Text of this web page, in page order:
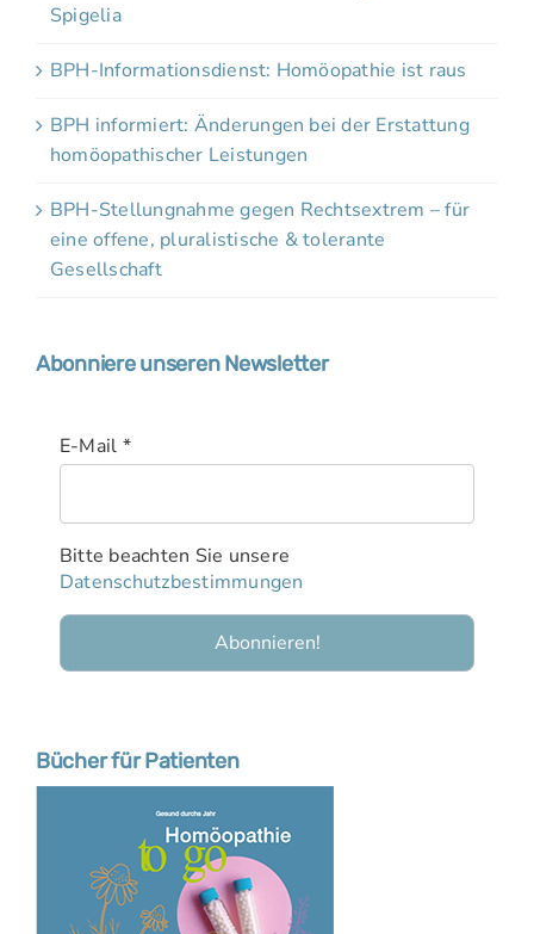
Spigelia
BPH-Informationsdienst: Homöopathie ist raus
BPH informiert: Änderungen bei der Erstattung
homöopathischer Leistungen
BPH-Stellungnahme gegen Rechtsextrem – für
eine offene, pluralistische & tolerante
Gesellschaft
Abonniere unseren Newsletter
E-Mail *
Bitte beachten Sie unsere
Datenschutzbestimmungen
Bücher für Patienten